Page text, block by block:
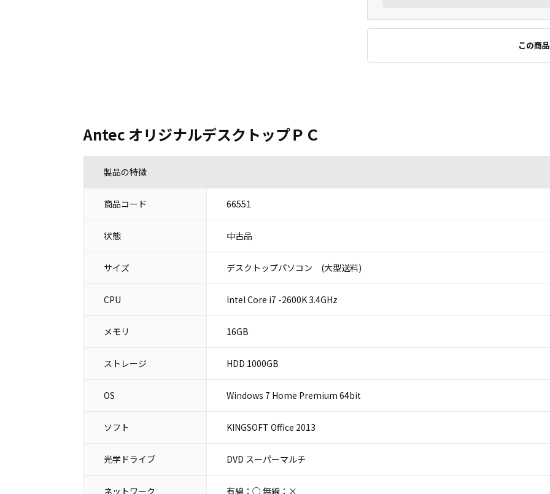
この商
Antec オリジナルデスクトップＰＣ
製品の特徴
商品コード 66551
状態 中古品
サイズ デスクトップパソコン (大型送料)
CPU Intel Core i7 -2600K 3.4GHz
メモリ 16GB
ストレージ HDD 1000GB
OS Windows 7 Home Premium 64bit
ソフト KINGSOFT Office 2013
光学ドライブ DVD スーパーマルチ
ネットワーク 有線：○ 無線：×